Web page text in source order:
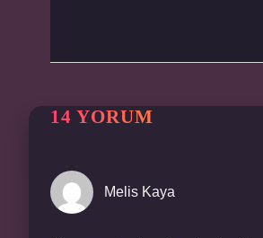
14 YORUM
Melis Kaya